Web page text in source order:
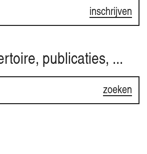
inschrijven
publicaties, ...
zoeken